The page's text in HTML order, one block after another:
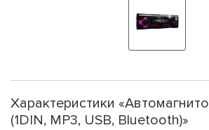
Характеристики
(1DIN, MP3, USB, Bluetooth)»